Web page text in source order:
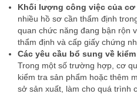
Khối lượng công việc của
nhiều hồ sơ cần thẩm định
quan chức năng đang bận rộn
thẩm định và cấp giấy chứng
Các yêu cầu bổ sung về
Trong một số trường hợp, cơ
kiểm tra sản phẩm hoặc thêm
sở sản xuất, làm cho quá trình